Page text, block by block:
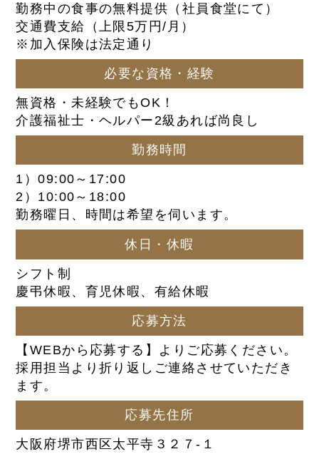
勤務中の食事の無料提供（社員食堂にて）
交通費支給（上限5万円/月）
※加入保険は法定通り
必要な資格・経験
無資格・未経験でもOK！
介護福祉士・ヘルパー2級あれば尚良し
勤務時間
1）09:00～17:00
2）10:00～18:00
勤務曜日、時間は希望を伺います。
休日・休暇
シフト制
慶弔休暇、育児休暇、有給休暇
応募方法
【WEBから応募する】よりご応募ください。
採用担当より折り返しご連絡させていただき
ます。
応募先住所
大阪府堺市西区太平寺３２７-１